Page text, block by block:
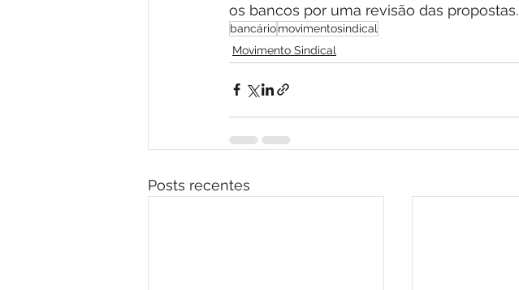
os bancos por uma revisão das propostas.
bancáriomovimentosindical
Movimento Sindical
Posts recentes